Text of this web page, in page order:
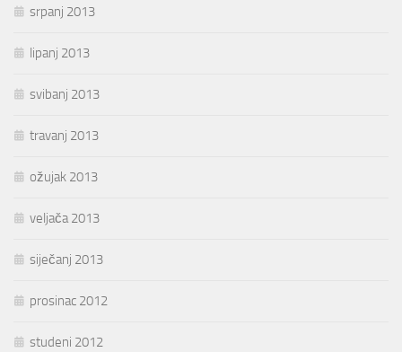
srpanj 2013
lipanj 2013
svibanj 2013
travanj 2013
ožujak 2013
veljača 2013
siječanj 2013
prosinac 2012
studeni 2012